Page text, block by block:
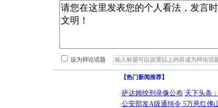
设为辩论话题
【热门新闻推荐】
·萨达姆绞刑录像公布 天下头条
·公安部发A级通缉令 5万悬红佛